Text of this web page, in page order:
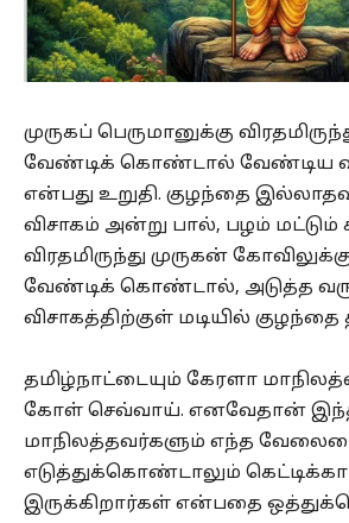
முருகப் பெருமானுக்கு
வேண்டிக் கொண்டால் வேண்டிய
என்பது உறுதி. குழந்தை
விசாகம் அன்று பால், பழம் மட்டும்
விரதமிருந்து முருகன்
வேண்டிக் கொண்டால், அடுத்த
விசாகத்திற்குள் மடியில் குழந்தை
தமிழ்நாட்டையும் கேரளா
கோள் செவ்வாய். எனவேதான்
மாநிலத்தவர்களும் எந்த
எடுத்துக்கொண்டாலும்
இருக்கிறார்கள் என்பதை